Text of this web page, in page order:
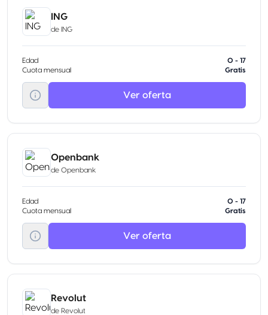
ING
de ING
Edad
0 - 17
Cuota mensual
Gratis
Ver oferta
Openbank
de Openbank
Edad
0 - 17
Cuota mensual
Gratis
Ver oferta
Revolut
de Revolut